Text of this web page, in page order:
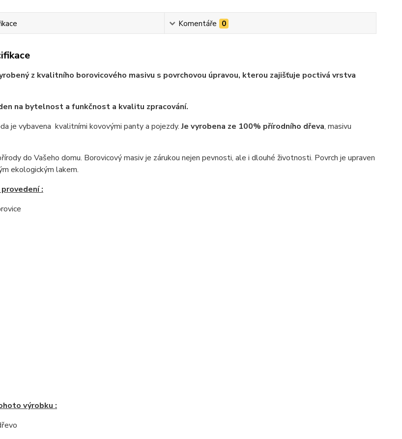
Komentáře 0
z kvalitního borovicového masivu s povrchovou úpravou, kterou zajišťuje poctivá vrstva
na bytelnost a funkčnost a kvalitu zpracování.
je vybavena kvalitními kovovými panty a pojezdy.Je vyrobena ze 100% přírodního dřeva, masivu
do Vašeho domu. Borovicový masiv je zárukou nejen pevnosti, ale i dlouhé životnosti. Povrch je upraven
ekologickým lakem.
:
výrobku :